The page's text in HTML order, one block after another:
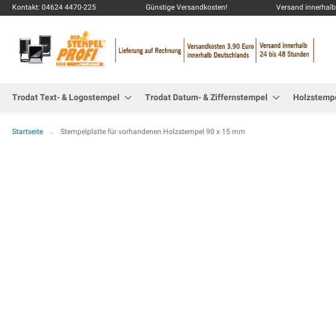
Kontakt: 04624 4470-225 Günstige Versandkosten! Versand
Trodat Text- & Logostempel Trodat Datum- & Ziffernstempel
Startseite Stempelplatte für vorhandenen Holzstempel 90 x 15 mm